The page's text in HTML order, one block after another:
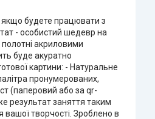
будете працювати з
- особистий шедевр на
акриловими
буде акуратно
картини: - Натуральне
пронумерованих,
(паперовий або за qr-
результат заняття таким
творчості. Зроблено в